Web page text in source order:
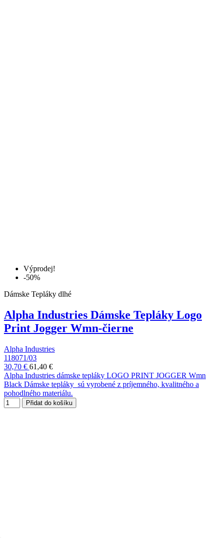
Výprodej!
-50%
Dámske Tepláky dlhé
Alpha Industries Dámske Tepláky Logo
Print Jogger Wmn-čierne
Alpha Industries
118071/03
30,70 € 61,40 €
Alpha Industries dámske tepláky LOGO PRINT JOGGER Wmn
Black Dámske tepláky sú vyrobené z príjemného, kvalitného a
pohodlného materiálu.
Přidat do košíku